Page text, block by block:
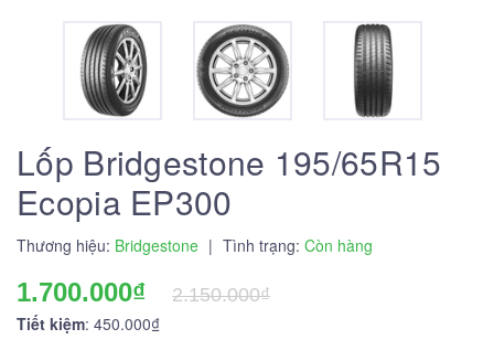
Lốp Bridgestone 195/65R15
Ecopia EP300
Thương hiệu: Bridgestone | Tình trạng: Còn hàng
1.700.000₫
2.150.000₫
Tiết kiệm: 450.000₫